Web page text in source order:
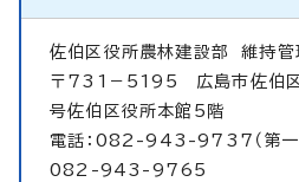
佐伯区役所農林建設部維持管
〒731－5195 広島市佐伯
号佐伯区役所本館5階
電話：082-943-9737（第一
082-943-9765